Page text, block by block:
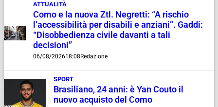
ATTUALITÀ
Como e la nuova Ztl. Negretti: “A rischio
l’accessibilità per disabili e anziani”. Gaddi:
“Disobbedienza civile davanti a tali
decisioni”
06/08/202618:08 Redazione
SPORT
Brasiliano, 24 anni: è Yan Couto il
nuovo acquisto del Como